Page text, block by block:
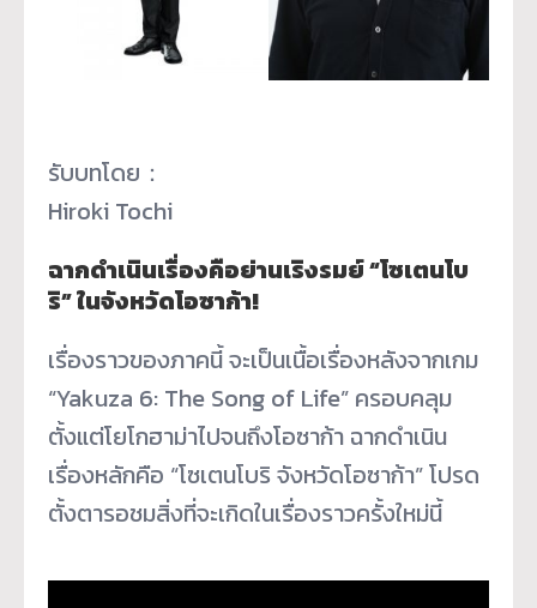
รับบทโดย：
Hiroki Tochi
ฉากดำเนินเรื่องคือย่านเริงรมย์ “โซเตนโบ
ริ” ในจังหวัดโอซาก้า!
เรื่องราวของภาคนี้ จะเป็นเนื้อเรื่องหลังจากเกม
“Yakuza 6: The Song of Life” ครอบคลุม
ตั้งแต่โยโกฮาม่าไปจนถึงโอซาก้า ฉากดำเนิน
เรื่องหลักคือ “โซเตนโบริ จังหวัดโอซาก้า” โปรด
ตั้งตารอชมสิ่งที่จะเกิดในเรื่องราวครั้งใหม่นี้